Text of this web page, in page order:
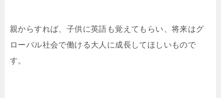
親からすれば、子供に英語も覚えてもらい、将来はグ
ローバル社会で働ける大人に成長してほしいもので
す。